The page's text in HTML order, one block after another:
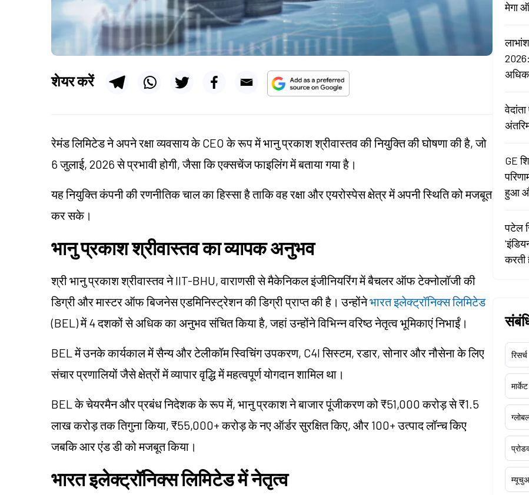
शेयर करें
रेमंड लिमिटेड ने अपने रक्षा व्यवसाय के CEO के रूप में भानु प्रकाश श्रीवास्तव की नियुक्ति की घोषणा की है, जो
6 जुलाई, 2026 से प्रभावी होगी, जैसा कि एक्सचेंज फाइलिंग में बताया गया है।
यह नियुक्ति कंपनी की रणनीतिक चाल का हिस्सा है ताकि वह रक्षा और एयरोस्पेस क्षेत्र में अपनी स्थिति को मजबूत
कर सके।
भानु प्रकाश श्रीवास्तव का व्यापक अनुभव
श्री भानु प्रकाश श्रीवास्तव ने IIT-BHU, वाराणसी से मैकेनिकल इंजीनियरिंग में बैचलर ऑफ टेक्नोलॉजी की
डिग्री और मास्टर ऑफ बिजनेस एडमिनिस्ट्रेशन की डिग्री प्राप्त की है। उन्होंनेभारत इलेक्ट्रॉनिक्स लिमिटेड
(BEL) में 4 दशकों से अधिक का अनुभव संचित किया है, जहां उन्होंने विभिन्न वरिष्ठ नेतृत्व भूमिकाएं निभाईं।
BEL में उनके कार्यकाल में सैन्य और टेलीकॉम स्विचिंग उपकरण, C4I सिस्टम, रडार, सोनार और नौसेना के लिए
संचार प्रणालियों जैसे क्षेत्रों में व्यापार वृद्धि में महत्वपूर्ण योगदान शामिल था।
BEL के चेयरमैन और प्रबंध निदेशक के रूप में, भानु प्रकाश ने बाजार पूंजीकरण को ₹51,000 करोड़ से ₹1.5
लाख करोड़ तक तिगुना किया, ₹55,000+ करोड़ के नए ऑर्डर सुरक्षित किए, और 100+ उत्पाद लॉन्च किए
जबकि आर एंड डी को मजबूत किया।
भारत इलेक्ट्रॉनिक्स लिमिटेड में नेतृत्व
मेगा
अधिक
GE
हुआ
पटेल
करती
रिसर्च